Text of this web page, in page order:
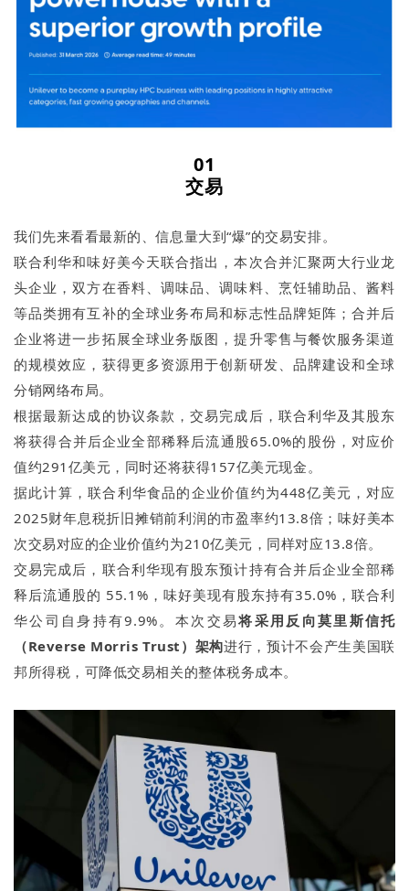
01
交易
我们先来看看最新的、信息量大到“爆”的交易安排。
联合利华和味好美今天联合指出，本次合并汇聚两大行业龙
头企业，双方在香料、调味品、调味料、烹饪辅助品、酱料
等品类拥有互补的全球业务布局和标志性品牌矩阵；合并后
企业将进一步拓展全球业务版图，提升零售与餐饮服务渠道
的规模效应，获得更多资源用于创新研发、品牌建设和全球
分销网络布局。
根据最新达成的协议条款，交易完成后，联合利华及其股东
将获得合并后企业全部稀释后流通股65.0%的股份，对应价
值约291亿美元，同时还将获得157亿美元现金。
据此计算，联合利华食品的企业价值约为448亿美元，对应
2025财年息税折旧摊销前利润的市盈率约13.8倍；味好美本
次交易对应的企业价值约为210亿美元，同样对应13.8倍。
交易完成后，联合利华现有股东预计持有合并后企业全部稀
释后流通股的 55.1%，味好美现有股东持有35.0%，联合利
华公司自身持有9.9%。本次交易将采用反向莫里斯信托
（Reverse Morris Trust）架构进行，预计不会产生美国联
邦所得税，可降低交易相关的整体税务成本。